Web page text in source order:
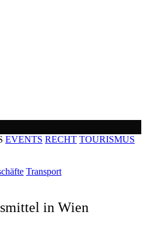
EVENTS RECHT TOURISMUS
Transport
in Wien